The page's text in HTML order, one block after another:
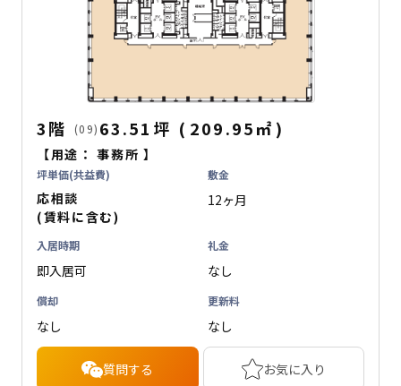
3階 (09) 63.51坪 ( 209.95㎡ )
【用途：事務所 】
坪単価(共益費)
応相談
(賃料に含む)
敷金
12ヶ月
入居時期
即入居可
礼金
なし
償却
なし
更新料
なし
質問する お気に入り